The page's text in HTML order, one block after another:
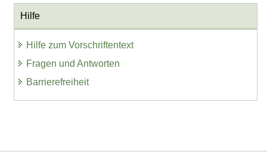
Hilfe
Hilfe zum Vorschriftentext
Fragen und Antworten
Barrierefreiheit